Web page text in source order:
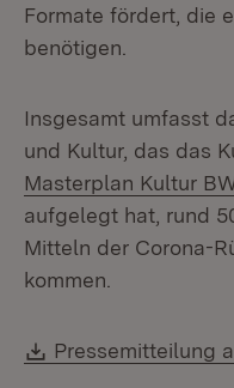
Formate fördert, die
benötigen.
Insgesamt umfasst
und Kultur, das das
Masterplan Kultur
aufgelegt hat, rund
Mitteln der Corona-
kommen.
Download:
Pressemitteilung